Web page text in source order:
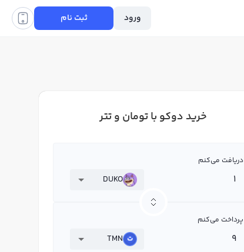
ورود ثبت نام
خرید دوکو با تومان و تتر
دریافت می‌کنم
DUKO
پرداخت می‌کنم
TMN